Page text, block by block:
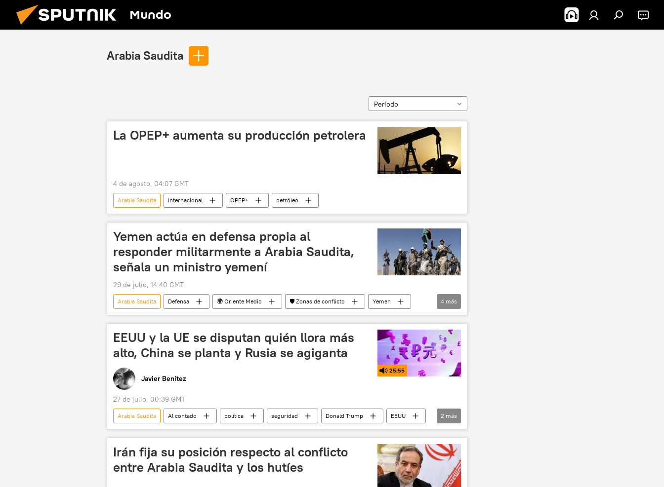
Mundo
Arabia Saudita
Período
La OPEP+ aumenta su producción petrolera
4 de agosto, 04:07 GMT
Arabia Saudita Internacional OPEP+ petróleo
Yemen actúa en defensa propia al
responder militarmente a Arabia Saudita,
señala un ministro yemení
29 de julio, 14:40 GMT
Arabia Saudita Defensa 🌍 Oriente Medio 🛡️ Zonas de conflicto
Yemen
Irán
📰 Escalada entre EEUU, Israel e Irán 💬 Opinión y Análisis Ansarolá
4 más
EEUU y la UE se disputan quién llora más
alto, China se planta y Rusia se agiganta
25:55
Javier Benítez
27 de julio, 00:39 GMT
Arabia Saudita Al contado política seguridad Donald Trump
EEUU
China
Marco Rubio
2 más
Irán fija su posición respecto al conflicto
entre Arabia Saudita y los hutíes